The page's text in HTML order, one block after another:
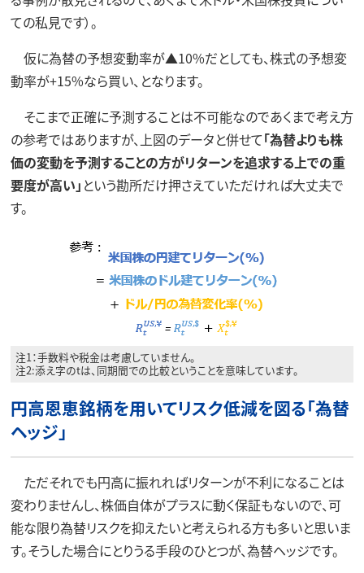
ての私見です）。
仮に為替の予想変動率が▲10%だとしても、株式の予想変
動率が+15%なら買い、となります。
そこまで正確に予測することは不可能なのであくまで考え方
の参考ではありますが、上図のデータと併せて「為替よりも株
価の変動を予測することの方がリターンを追求する上での重
要度が高い」 という勘所だけ押さえていただければ大丈夫で
す。
注1：手数料や税金は考慮していません。
注2:添え字のtは、同期間での比較ということを意味しています。
円高恩恵銘柄を用いてリスク低減を図る「為替
ヘッジ」
ただそれでも円高に振れればリターンが不利になることは
変わりませんし、株価自体がプラスに動く保証もないので、可
能な限り為替リスクを抑えたいと考えられる方も多いと思いま
す。そうした場合にとりうる手段のひとつが、為替ヘッジです。